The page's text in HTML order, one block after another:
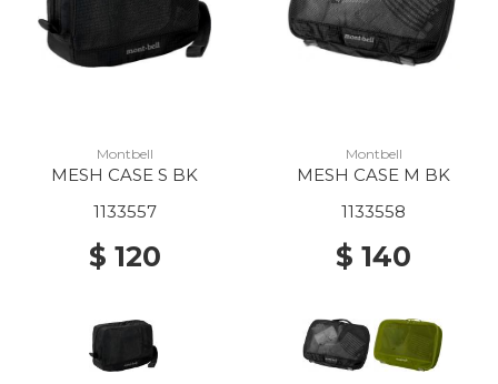
Montbell
MESH CASE S BK
1133557
$ 120
Montbell
MESH CASE M BK
1133558
$ 140